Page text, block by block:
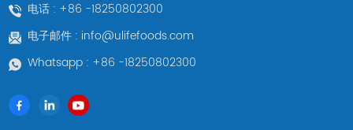
电话 : +86 -18250802300
电子邮件 : info@ulifefoods.com
Whatsapp : +86 -18250802300